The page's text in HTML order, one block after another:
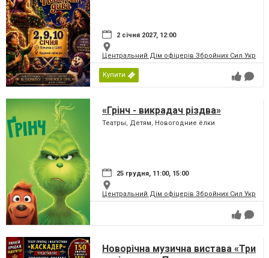
2 січня 2027, 12:00
Центральний Дім офіцерів Збройних Сил
Купити
«Грінч - викрадач різдва»
Театры, Детям, Новогодние ёлки
25 грудня, 11:00, 15:00
Центральний Дім офіцерів Збройних Сил
Новорічна музична вистава «Три